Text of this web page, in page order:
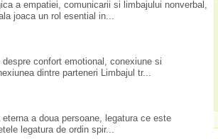
a empatiei, comunicarii si limbajului nonverbal,
joaca un rol esential in...
confort emotional, conexiune si
dintre parteneri Limbajul tr...
a doua persoane, legatura ce este
legatura de ordin spir...